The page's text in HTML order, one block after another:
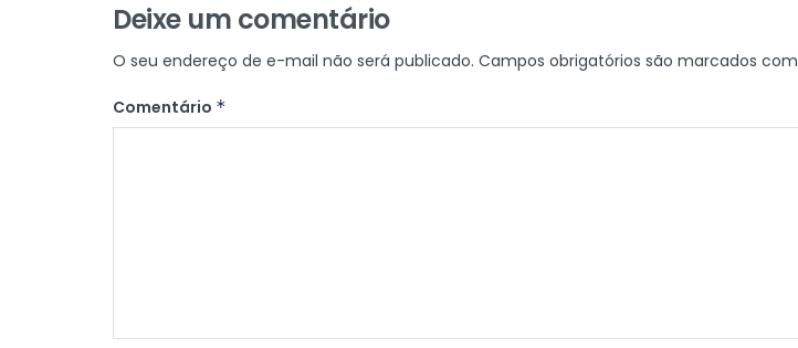
Deixe um comentário
O seu endereço de e-mail não será publicado. Campos obrigatórios são marcados com
Comentário *